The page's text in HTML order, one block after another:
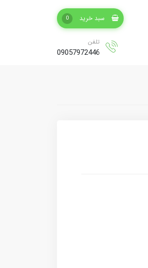
سبد خرید 0
تلفن
09057972446